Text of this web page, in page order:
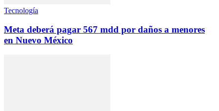
Tecnología
Meta deberá pagar 567 mdd por daños a menores
en Nuevo México